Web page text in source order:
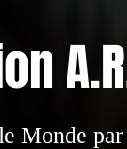
Monde